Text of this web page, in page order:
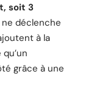
soit 3
déclenche
à la
grâce à une